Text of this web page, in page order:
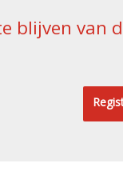
blijven van